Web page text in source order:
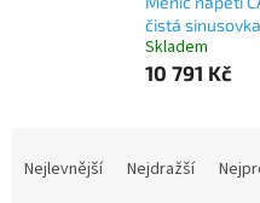
čistá sinusovka
Skladem
10 791 Kč
Nejlevnější Nejdražší